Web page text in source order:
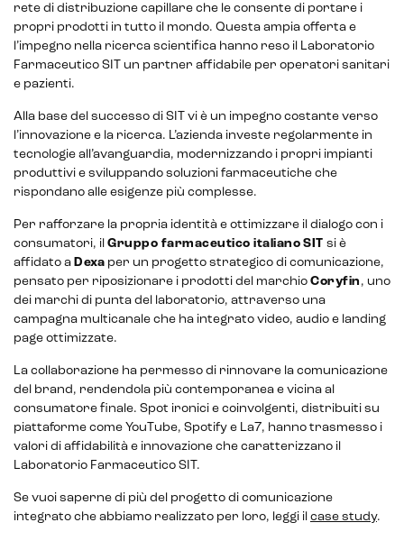
Intelligenza Artificiale e AR VR -
rete di distribuzione capillare che le consente di portare i
propri prodotti in tutto il mondo. Questa ampia offerta e
l’impegno nella ricerca scientifica hanno reso il Laboratorio
Farmaceutico SIT un partner affidabile per operatori sanitari
e pazienti.
Alla base del successo di SIT vi è un impegno costante verso
l’innovazione e la ricerca. L’azienda investe regolarmente in
tecnologie all’avanguardia, modernizzando i propri impianti
produttivi e sviluppando soluzioni farmaceutiche che
rispondano alle esigenze più complesse.
Per rafforzare la propria identità e ottimizzare il dialogo con i
consumatori, il Gruppo farmaceutico italiano SIT si è
affidato a Dexa per un progetto strategico di comunicazione,
pensato per riposizionare i prodotti del marchio Coryfin , uno
dei marchi di punta del laboratorio, attraverso una
campagna multicanale che ha integrato video, audio e landing
page ottimizzate.
La collaborazione ha permesso di rinnovare la comunicazione
del brand, rendendola più contemporanea e vicina al
consumatore finale. Spot ironici e coinvolgenti, distribuiti su
piattaforme come YouTube, Spotify e La7, hanno trasmesso i
valori di affidabilità e innovazione che caratterizzano il
Laboratorio Farmaceutico SIT.
Se vuoi saperne di più del progetto di comunicazione
integrato che abbiamo realizzato per loro, leggi il case study.